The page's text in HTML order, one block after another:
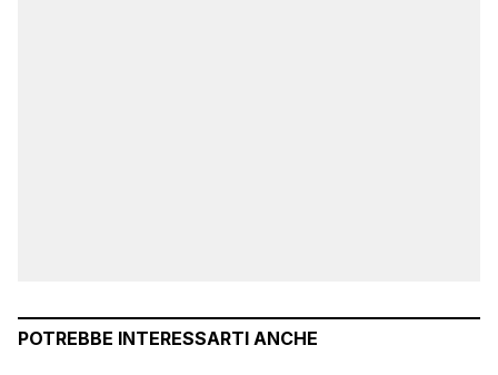
POTREBBE INTERESSARTI ANCHE